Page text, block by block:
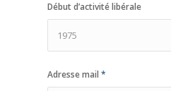
Début d’activité libérale
Adresse mail *